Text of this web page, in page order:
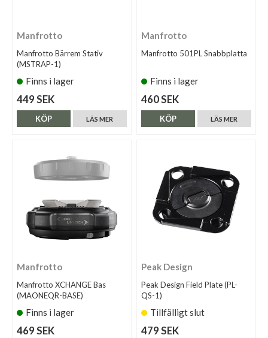
Manfrotto
Manfrotto Bärrem Stativ
(MSTRAP-1)
Finns i lager
449 SEK
LÄS MER
KÖP
Manfrotto
Manfrotto 501PL Snabbplatta
Finns i lager
460 SEK
LÄS MER
KÖP
Manfrotto
Manfrotto XCHANGE Bas
(MAONEQR-BASE)
Finns i lager
469 SEK
Peak Design
Peak Design Field Plate (PL-
QS-1)
Tillfälligt slut
479 SEK